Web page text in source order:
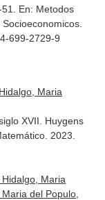
En: Metodos
.
699-2729-9
Maria
XVII. Huygens
. 2023.
Maria
del Populo,